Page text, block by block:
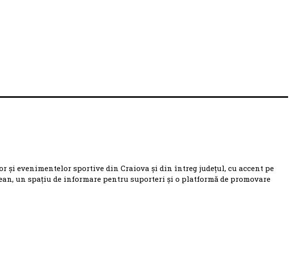
evenimentelor sportive din Craiova și din întreg județul, cu accent pe
un spațiu de informare pentru suporteri și o platformă de promovare